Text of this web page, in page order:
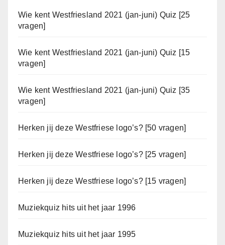
Wie kent Westfriesland 2021 (jan-juni) Quiz [25
vragen]
Wie kent Westfriesland 2021 (jan-juni) Quiz [15
vragen]
Wie kent Westfriesland 2021 (jan-juni) Quiz [35
vragen]
Herken jij deze Westfriese logo’s? [50 vragen]
Herken jij deze Westfriese logo’s? [25 vragen]
Herken jij deze Westfriese logo’s? [15 vragen]
Muziekquiz hits uit het jaar 1996
Muziekquiz hits uit het jaar 1995